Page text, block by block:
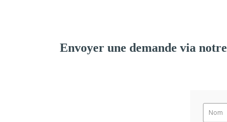
Envoyer une demande via